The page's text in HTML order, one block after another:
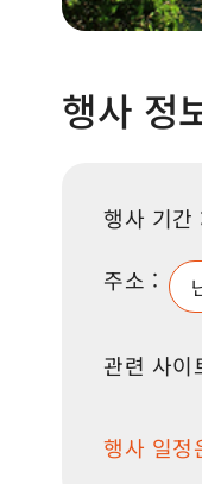
행사 정
행사 기간
주소 :
관련 사이
행사 일정